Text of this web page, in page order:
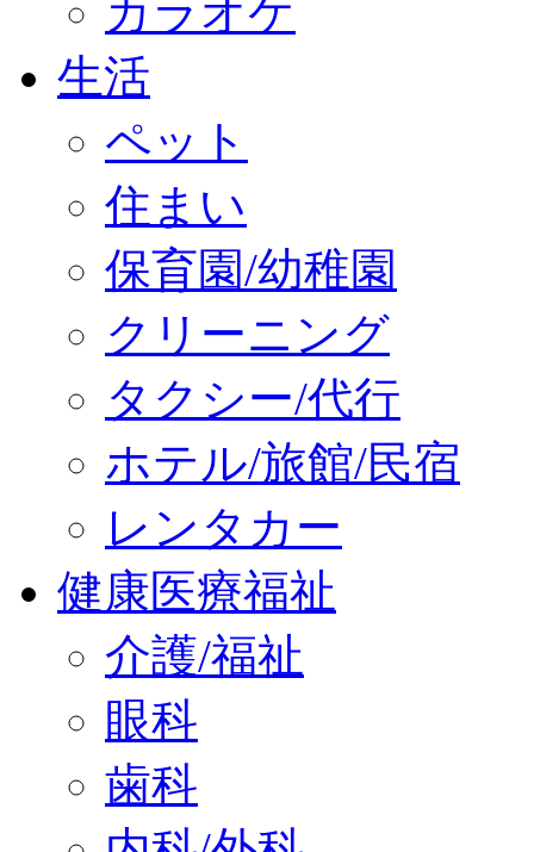
カラオケ
生活
ペット
住まい
保育園/幼稚園
クリーニング
タクシー/代行
ホテル/旅館/民宿
レンタカー
健康医療福祉
介護/福祉
眼科
歯科